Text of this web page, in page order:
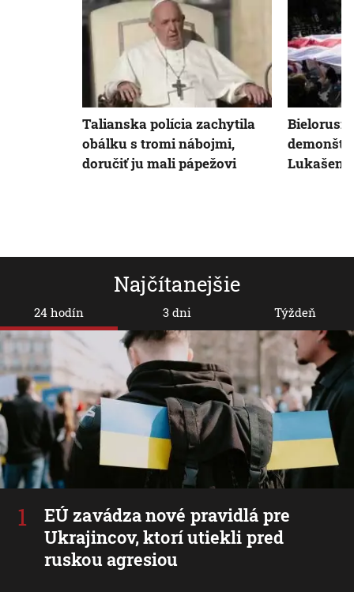
Najčítanejšie
24 hodín
EÚ zavádza nové pravidlá pre
Ukrajincov, ktorí utiekli pred
ruskou agresiou
3 dni Týždeň
Talianska polícia zachytila
obálku s tromi nábojmi,
doručiť ju mali pápežovi
Bielorusi